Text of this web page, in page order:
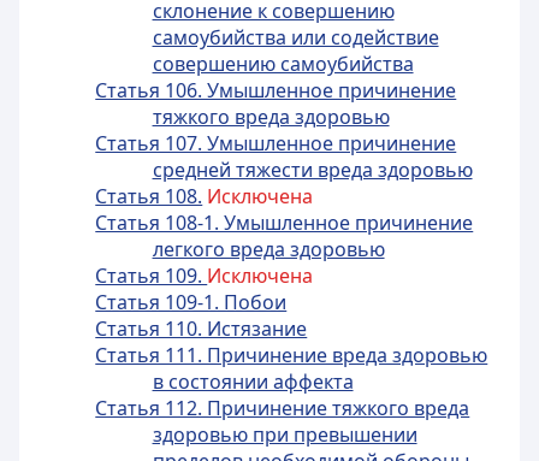
склонение к совершению
самоубийства или содействие
совершению самоубийства
Статья 106. Умышленное причинение
тяжкого вреда здоровью
Статья 107. Умышленное причинение
средней тяжести вреда здоровью
Статья 108. Исключена
Статья 108-1. Умышленное причинение
легкого вреда здоровью
Статья 109. Исключена
Статья 109-1. Побои
Статья 110. Истязание
Статья 111. Причинение вреда здоровью
в состоянии аффекта
Статья 112. Причинение тяжкого вреда
здоровью при превышении